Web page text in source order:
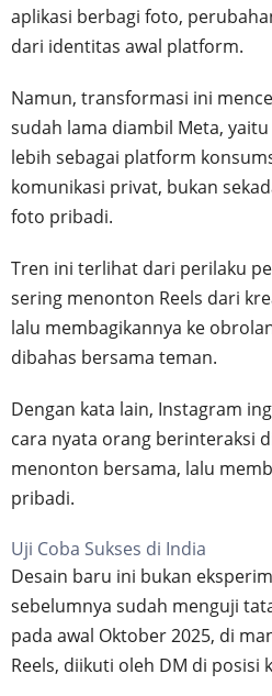
aplikasi berbagi foto,
dari identitas awal platform.
Namun, transformasi ini
sudah lama diambil Meta,
lebih sebagai platform
komunikasi privat, bukan
foto pribadi.
Tren ini terlihat dari perilaku
sering menonton Reels dari
lalu membagikannya ke
dibahas bersama teman.
Dengan kata lain, Instagram
cara nyata orang berinteraksi
menonton bersama, lalu
pribadi.
Uji Coba Sukses di India
Desain baru ini bukan
sebelumnya sudah menguji
pada awal Oktober 2025, di
Reels, diikuti oleh DM di posisi